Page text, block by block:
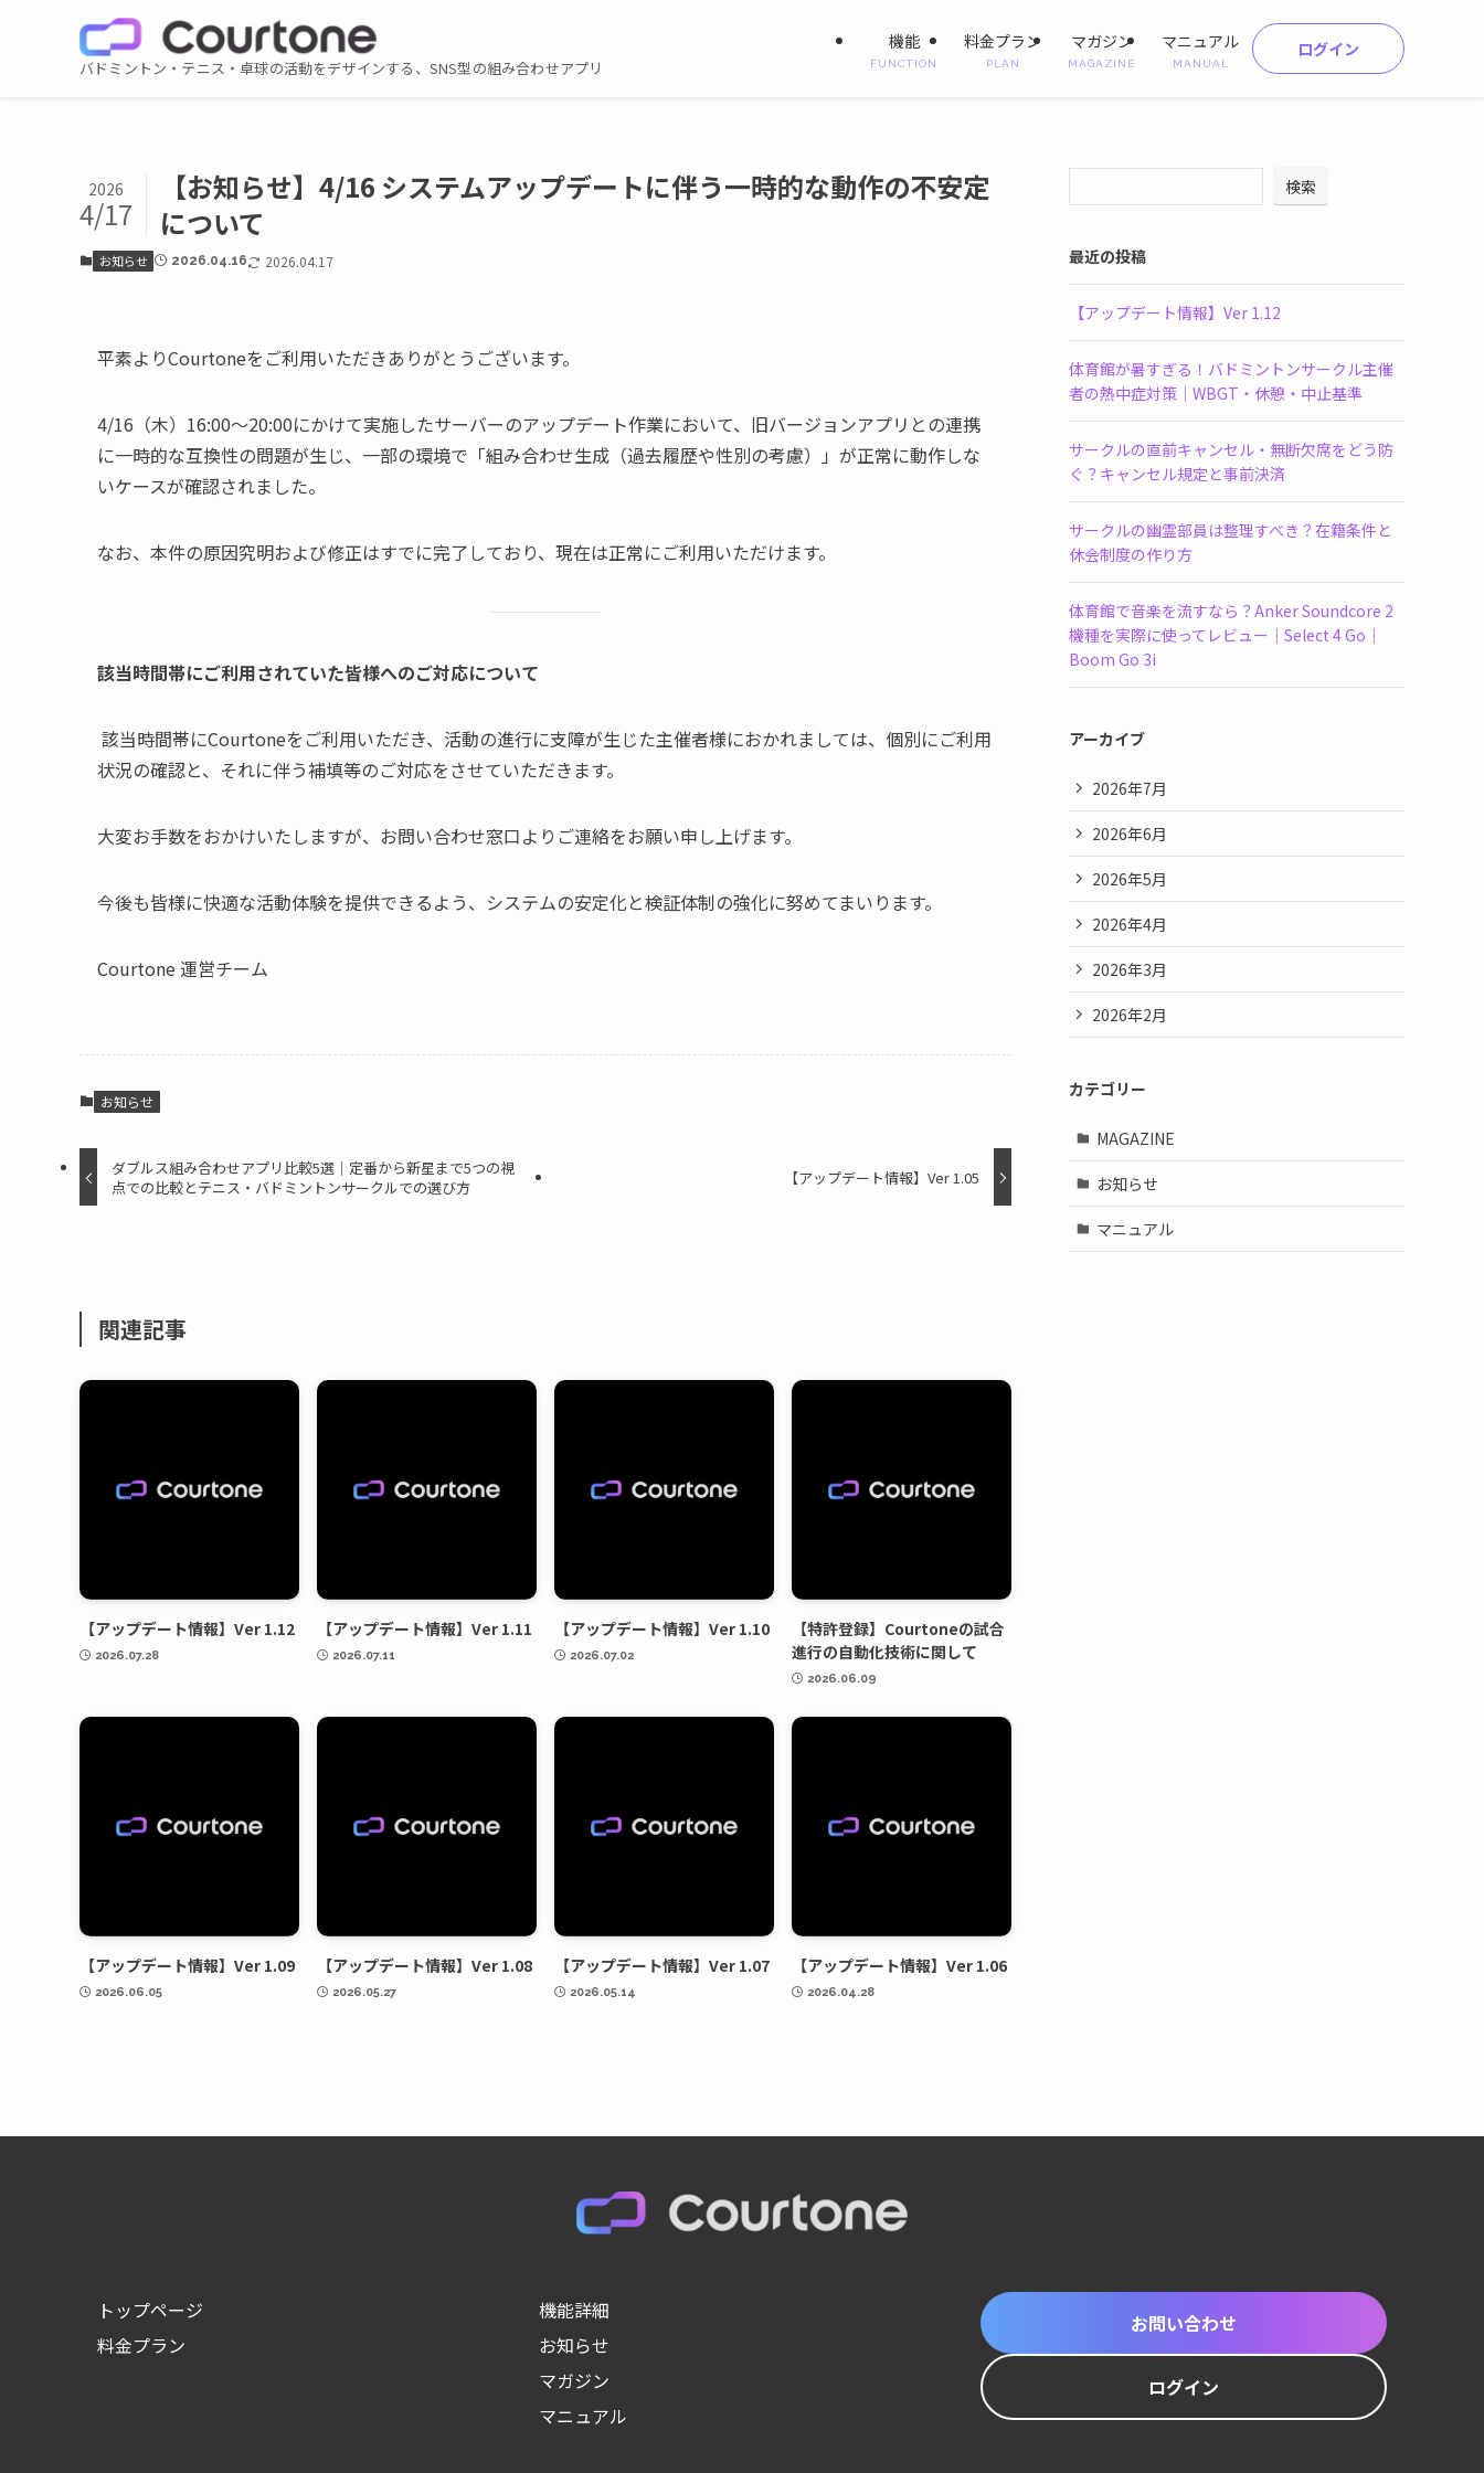
バドミントン・テニス・卓球の活動をデザインする、SNS型の組み合わせアプリ
機能
FUNCTION
料金プラン
PLAN
マガジン
MAGAZINE
マニュアル
MANUAL
ログイン
【お知らせ】4/16 システムアップデートに伴う一時的な動作の不安定
について
2026
4/17
お知らせ 2026.04.16 2026.04.17
平素よりCourtoneをご利用いただきありがとうございます。
4/16（木）16:00〜20:00にかけて実施したサーバーのアップデート作業において、旧バージョンアプリとの連携
に一時的な互換性の問題が生じ、一部の環境で「組み合わせ生成（過去履歴や性別の考慮）」が正常に動作しな
いケースが確認されました。
なお、本件の原因究明および修正はすでに完了しており、現在は正常にご利用いただけます。
該当時間帯にご利用されていた皆様へのご対応について
該当時間帯にCourtoneをご利用いただき、活動の進行に支障が生じた主催者様におかれましては、個別にご利用
状況の確認と、それに伴う補填等のご対応をさせていただきます。
大変お手数をおかけいたしますが、お問い合わせ窓口よりご連絡をお願い申し上げます。
今後も皆様に快適な活動体験を提供できるよう、システムの安定化と検証体制の強化に努めてまいります。
Courtone 運営チーム
お知らせ
ダブルス組み合わせアプリ比較5選｜定番から新星まで5つの視
点での比較とテニス・バドミントンサークルでの選び方
【アップデート情報】Ver 1.05
関連記事
【アップデート情報】Ver 1.12
2026.07.28
【アップデート情報】Ver 1.11
2026.07.11
【アップデート情報】Ver 1.10
2026.07.02
【特許登録】Courtoneの試合
進行の自動化技術に関して
2026.06.09
【アップデート情報】Ver 1.09
2026.06.05
【アップデート情報】Ver 1.08
2026.05.27
【アップデート情報】Ver 1.07
2026.05.14
【アップデート情報】Ver 1.06
2026.04.28
検索
最近の投稿
【アップデート情報】Ver 1.12
体育館が暑すぎる！バドミントンサークル主催
者の熱中症対策｜WBGT・休憩・中止基準
サークルの直前キャンセル・無断欠席をどう防
ぐ？キャンセル規定と事前決済
サークルの幽霊部員は整理すべき？在籍条件と
休会制度の作り方
体育館で音楽を流すなら？Anker Soundcore 2
機種を実際に使ってレビュー｜Select 4 Go｜
Boom Go 3i
アーカイブ
2026年7月
2026年6月
2026年5月
2026年4月
2026年3月
2026年2月
カテゴリー
MAGAZINE
お知らせ
マニュアル
トップページ
料金プラン
機能詳細
お知らせ
マガジン
マニュアル
お問い合わせ
ログイン